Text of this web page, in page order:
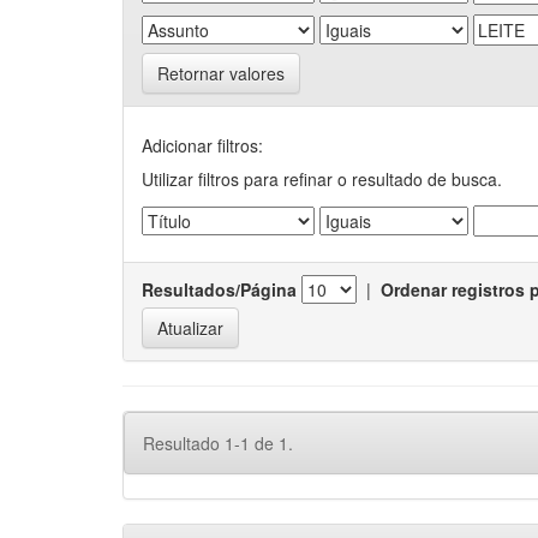
Retornar valores
Adicionar filtros:
Utilizar filtros para refinar o resultado de busca.
Resultados/Página | Ordenar registros
Resultado 1-1 de 1.